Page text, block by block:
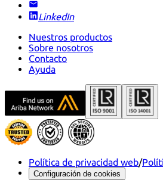
LinkedIn
Nuestros productos
Sobre nosotros
Contacto
Ayuda
Política de privacidad web/
Configuración de cookies